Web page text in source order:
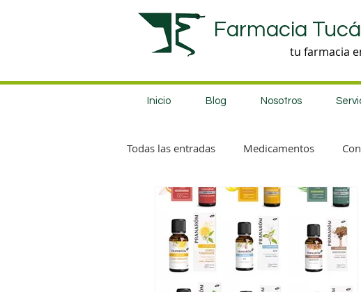
Farmacia
tu farmacia
Inicio Blog Nosotros
Todas las entradas Medicamentos
Productos nuevos